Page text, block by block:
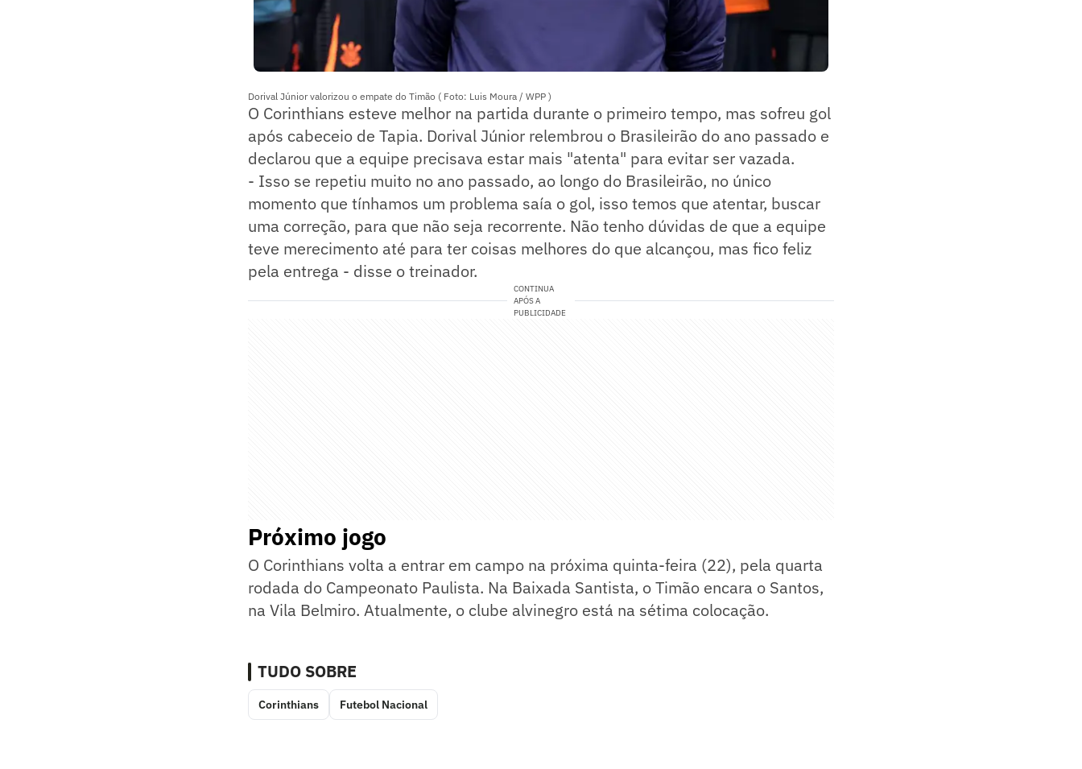
Dorival Júnior valorizou o empate do Timão ( Foto: Luis Moura / WPP )
O Corinthians esteve melhor na partida durante o primeiro tempo, mas sofreu gol
após cabeceio de Tapia. Dorival Júnior relembrou o Brasileirão do ano passado e
declarou que a equipe precisava estar mais "atenta" para evitar ser vazada.
- Isso se repetiu muito no ano passado, ao longo do Brasileirão, no único
momento que tínhamos um problema saía o gol, isso temos que atentar, buscar
uma correção, para que não seja recorrente. Não tenho dúvidas de que a equipe
teve merecimento até para ter coisas melhores do que alcançou, mas fico feliz
pela entrega - disse o treinador.
CONTINUA
APÓS A
PUBLICIDADE
Próximo jogo
O Corinthians volta a entrar em campo na próxima quinta-feira (22), pela quarta
rodada do Campeonato Paulista. Na Baixada Santista, o Timão encara o Santos,
na Vila Belmiro. Atualmente, o clube alvinegro está na sétima colocação.
TUDO SOBRE
Corinthians Futebol Nacional